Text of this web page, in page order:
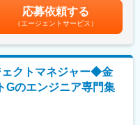
、Cursor）を業務で活用でき
可能！最新技術やサービスを
りますが、自社サービスの開
も行っています。
るため、新規サービス開発を
イレクトに携われるので、顧
希望に即した案件を受注でき
ズ案件なども含め、豊富な案
れています！資格取得補助・
＜給与補足＞※給与詳細は経
ます。■昇格：年1回（7月）■
1回（6月）【年収例】 年収
収650万円／経験9年／PL／32
38歳賃金はあくまでも目安の
可能性があります。月給(月額)
応募依頼する
（エージェントサービス）
ェクトマネジャー◆金
のエンジニア専門集